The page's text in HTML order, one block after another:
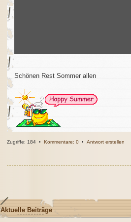
Schönen Rest Sommer allen
Zugriffe: 184 • Kommentare: 0 • Antwort erstellen
Aktuelle Beiträge